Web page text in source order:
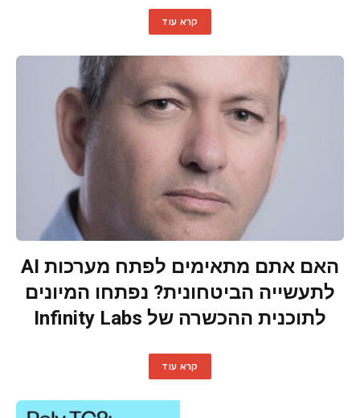
קרא עוד
האם אתם מתאימים לפתח מערכות AI
לתעשייה הביטחונית? נפתחו המיונים
לתוכנית ההכשרה של Infinity Labs
קרא עוד